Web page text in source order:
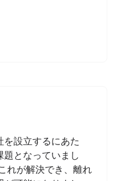
設立するにあた
題となっていまし
れが解決でき、離れ